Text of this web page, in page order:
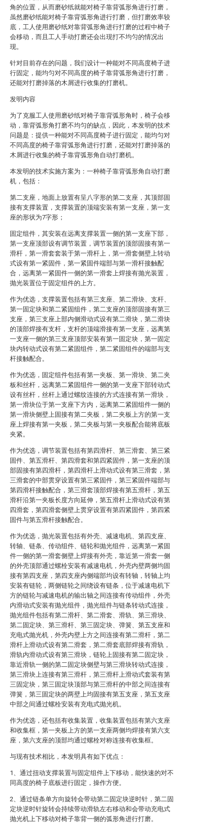
角的位置，从而磨砂纸就能对椅子靠背弧形角进行打磨，
虽然磨砂纸能对椅子靠背弧形角进行打磨，但打磨效率较
底，工人使用磨砂纸对靠背弧形角进行打磨的过程中椅子
会移动，而且工人手动打磨还会出现打不均匀的情况出
现。
针对目前存在的问题，我们设计一种能对不同高度椅子进
行固定，能均匀对不同高度的椅子靠背弧形角进行打磨，
还能对打磨掉落的木屑进行收集的打磨机。
发明内容
为了克服工人使用磨砂纸对椅子靠背弧形角时，椅子会移
动，靠背弧形角打磨不均匀的缺点，因此，本发明的技术
问题是：提供一种能对不同高度椅子进行固定，能均匀对
不同高度的椅子靠背弧形角进行打磨，还能对打磨掉落的
木屑进行收集的椅子靠背弧形角自动打磨机。
本发明的技术实施方案为：一种椅子靠背弧形角自动打磨
机，包括：
第二支座，地面上放置有呈八字形的第二支座，其顶部固
接有支撑装置，支撑装置的顶端安装有第一支座，第一支
座的形状为7字形；
固定组件，其安装在远离支撑装置一侧的第一支座下部，
第一支座顶部设有调节装置，调节装置的顶部固接有第一
滑杆，第一滑套套装于第一滑杆上，第一滑套侧壁上转动
式设有第一紧固件，第一紧固件端部与第一滑杆接触配
合，远离第一紧固件一侧的第一滑套上焊接有抛光装置，
抛光装置位于固定组件的上方。
作为优选，支撑装置包括有第三支座、第二滑块、支杆、
第一固定块和第二紧固组件，第二支座的顶部固接有第三
支座，第三支座上部内侧滑动式设有第二滑块，第二滑块
的顶部焊接有支杆，支杆的顶端滑接有第一支座，远离第
一支座一侧的第三支座顶部安装有第一固定块，第一固定
块内转动式设有第二紧固组件，第二紧固组件的端部与支
杆接触配合。
作为优选，固定组件包括有第一夹板、第一滑块、第二夹
板和丝杆，远离第二紧固组件一侧的第一支座下部转动式
设有丝杆，丝杆上通过螺纹连接的方式连接有第一滑块，
第一滑块位于第一支座下方内，远离第二紧固组件一侧的
第一滑块侧壁上固接有第二夹板，第二夹板上方的第一支
座上焊接有第一夹板，第二夹板与第一夹板配合能将底板
夹紧。
作为优选，调节装置包括有第四滑杆、第三滑套、第三紧
固件、第五滑杆、第四滑套和第四紧固件，第一支座的顶
部固接有第四滑杆，第四滑杆上滑动式设有第三滑套，第
三滑套的中部贯穿设置有第三紧固件，第三紧固件端部与
第四滑杆接触配合，第三滑套顶部焊接有第五滑杆，第五
滑杆沿第一夹板长度方向延伸，第五滑杆上滑动式设有第
四滑套，第四滑套侧壁上贯穿设置有第四紧固件，第四紧
固件与第五滑杆接触配合。
作为优选，抛光装置包括有外壳、减速电机、第四支座、
转轴、链条、传动组件、链轮和抛光组件，远离第一紧固
件一侧的第一滑套侧壁上焊接有外壳，靠近第一滑套一侧
的外壳顶部通过螺栓安装有减速电机，外壳内壁两侧均固
接有第四支座，第四支座内侧端部均设有转轴，转轴上均
安装有链轮，两侧链轮之间绕设有链条，位于减速电机下
方的链轮与减速电机的输出轴之间连接有传动组件，外壳
内滑动式安装有抛光组件，抛光组件与链条转动式连接，
抛光组件包括有第二滑杆、第二滑套、滑轨、第三滑块、
第二固定块、第三滑杆、第三固定块、弹簧、第五支座和
充电式抛光机，外壳内壁上方之间连接有第二滑杆，第二
滑杆上滑动式设有第二滑套，第二滑套底部焊接有滑轨，
滑轨内滑动式设有第三滑块，链轮上固接有第二固定块，
靠近滑轨一侧的第二固定块侧壁与第三滑块转动式连接，
第三滑块上连接有第三滑杆，第三滑杆上滑动式套装有第
三固定块，第三固定块顶部与第三滑杆的中部之间连接有
弹簧，第三固定块的两壁上均固接有第五支座，第五支座
中部之间通过螺栓安装有充电式抛光机。
作为优选，还包括有收集装置，收集装置包括有第六支座
和收集框，第一夹板上方的第一支座两侧均焊接有第六支
座，第六支座的顶部均通过螺栓对称连接有收集框。
与现有技术相比，本发明具有如下优点：
1、通过扭动支撑装置与固定组件上下移动，能快速的对不
同高度的椅子底板进行固定，操作方便。
2、通过链条单方向旋转会带动第二固定块逆时针，第二固
定块逆时针旋转会持续带动滑轨左右移动和会带动充电式
抛光机上下移动对椅子靠背一侧的弧形角进行打磨。